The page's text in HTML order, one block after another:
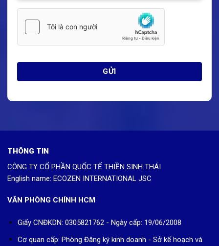
THÔNG TIN
CÔNG TY CỔ PHẦN QUỐC TẾ THIỀN SINH THÁI
English name: ECOZEN INTERNATIONAL JSC
VĂN PHÒNG CHÍNH HCM
Giấy CNĐKDN: 0305821762 - Ngày cấp: 19/06/2008
Cơ quan cấp: Phòng Đăng ký kinh doanh - Sở kế hoạch và